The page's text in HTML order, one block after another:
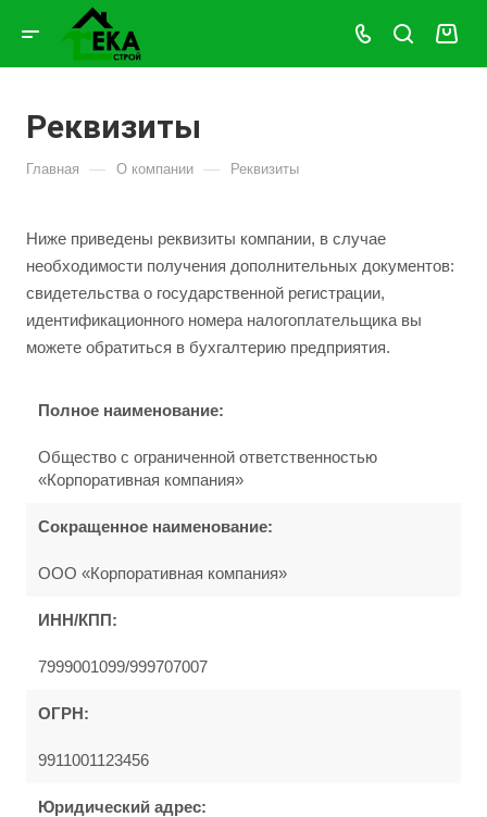
Реквизиты
Главная — О компании — Реквизиты
Ниже приведены реквизиты компании, в случае
необходимости получения дополнительных документов:
свидетельства о государственной регистрации,
идентификационного номера налогоплательщика вы
можете обратиться в бухгалтерию предприятия.
Полное наименование:
Общество с ограниченной ответственностью
«Корпоративная компания»
Сокращенное наименование:
ООО «Корпоративная компания»
ИНН/КПП:
7999001099/999707007
ОГРН:
9911001123456
Юридический адрес: